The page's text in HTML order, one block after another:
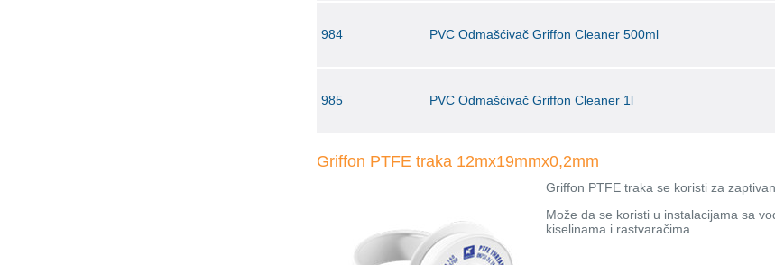
984 PVC Odmašćivač Griffon Cleaner 500ml
985 PVC Odmašćivač Griffon Cleaner 1l
Griffon PTFE traka 12mx19mmx0,2mm
Griffon PTFE traka se koristi za
Može da se koristi u instalacijama sa
kiselinama i rastvaračima.